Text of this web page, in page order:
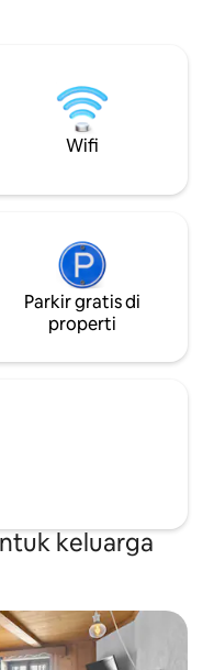
berfokus pada
kedamaian dan
kami sangat
yang tenang,
Wifi
Parkir gratis di
properti
keluarga